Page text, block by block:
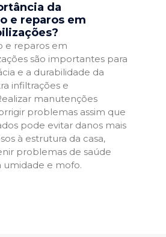
da
e reparos em
e reparos em
são importantes para
e a durabilidade da
infiltrações e
manutenções
problemas assim que
pode evitar danos mais
à estrutura da casa,
problemas de saúde
umidade e mofo.